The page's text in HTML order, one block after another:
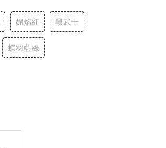
媚焰紅 黑武士
蝶羽藍綠